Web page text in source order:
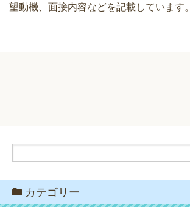
望動機、面接内容などを記載しています。
カテゴリー